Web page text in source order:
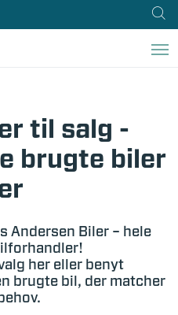
til salg -
brugte biler
Andersen Biler – hele
her eller benyt
brugte bil, der matcher